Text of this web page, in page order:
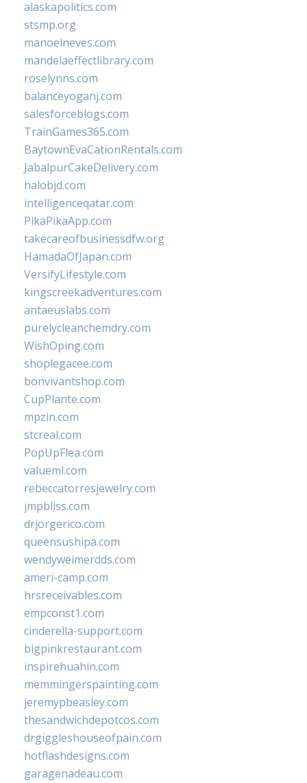
alaskapolitics.com
stsmp.org
manoelneves.com
mandelaeffectlibrary.com
roselynns.com
balanceyoganj.com
salesforceblogs.com
TrainGames365.com
BaytownEvaCationRentals.com
JabalpurCakeDelivery.com
halobjd.com
intelligenceqatar.com
PikaPikaApp.com
takecareofbusinessdfw.org
HamadaOfJapan.com
VersifyLifestyle.com
kingscreekadventures.com
antaeuslabs.com
purelycleanchemdry.com
WishOping.com
shoplegacee.com
bonvivantshop.com
CupPlante.com
mpzin.com
stcreal.com
PopUpFlea.com
valueml.com
rebeccatorresjewelry.com
jmpbliss.com
drjorgerico.com
queensushipa.com
wendyweimerdds.com
ameri-camp.com
hrsreceivables.com
empconst1.com
cinderella-support.com
bigpinkrestaurant.com
inspirehuahin.com
memmingerspainting.com
jeremypbeasley.com
thesandwichdepotcos.com
drgiggleshouseofpain.com
hotflashdesigns.com
garagenadeau.com